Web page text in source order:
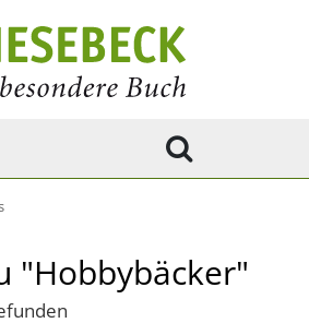
"Hobbybäcker"